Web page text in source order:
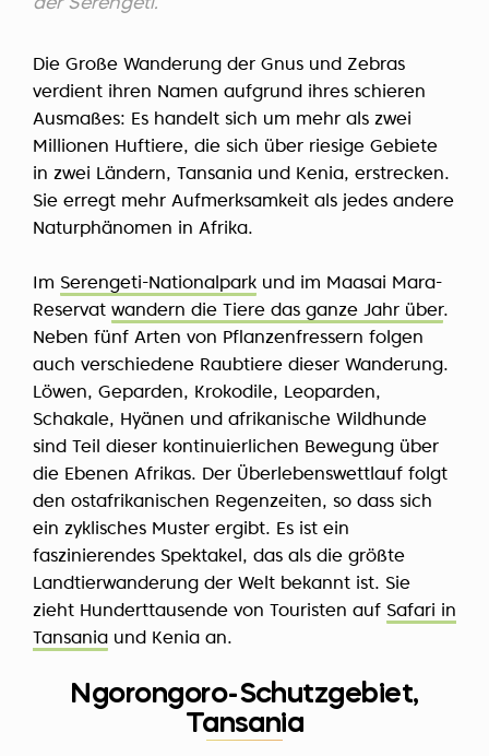
der Serengeti.
Die Große Wanderung der Gnus und Zebras
verdient ihren Namen aufgrund ihres schieren
Ausmaßes: Es handelt sich um mehr als zwei
Millionen Huftiere, die sich über riesige Gebiete
in zwei Ländern, Tansania und Kenia, erstrecken.
Sie erregt mehr Aufmerksamkeit als jedes andere
Naturphänomen in Afrika.
Im Serengeti-Nationalpark und im Maasai Mara-
Reservat wandern die Tiere das ganze Jahr über.
Neben fünf Arten von Pflanzenfressern folgen
auch verschiedene Raubtiere dieser Wanderung.
Löwen, Geparden, Krokodile, Leoparden,
Schakale, Hyänen und afrikanische Wildhunde
sind Teil dieser kontinuierlichen Bewegung über
die Ebenen Afrikas. Der Überlebenswettlauf folgt
den ostafrikanischen Regenzeiten, so dass sich
ein zyklisches Muster ergibt. Es ist ein
faszinierendes Spektakel, das als die größte
Landtierwanderung der Welt bekannt ist. Sie
zieht Hunderttausende von Touristen auf Safari in
Tansania und Kenia an.
Ngorongoro-Schutzgebiet,
Tansania